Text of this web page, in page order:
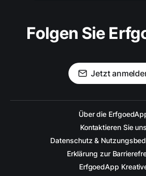
Folgen Sie
Jetzt
Über die
Kontaktieren Sie uns
Datenschutz &
Erklärung zur
ErfgoedApp